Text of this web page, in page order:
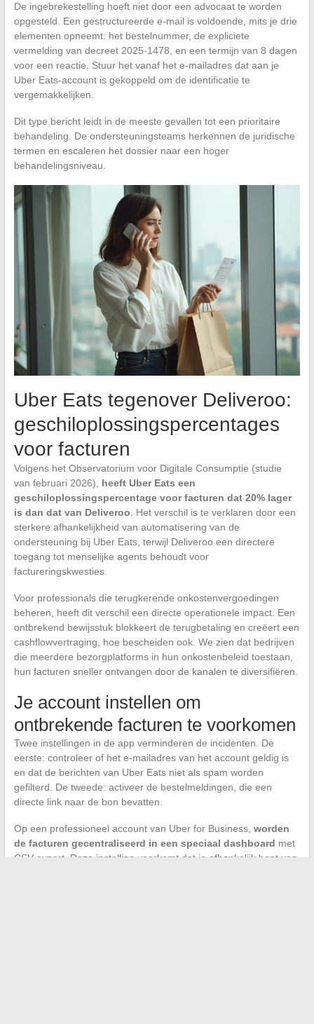
De ingebrekestelling hoeft niet door een advocaat te worden
opgesteld. Een gestructureerde e-mail is voldoende, mits je drie
elementen opneemt: het bestelnummer, de expliciete
vermelding van decreet 2025-1478, en een termijn van 8 dagen
voor een reactie. Stuur het vanaf het e-mailadres dat aan je
Uber Eats-account is gekoppeld om de identificatie te
vergemakkelijken.
Dit type bericht leidt in de meeste gevallen tot een prioritaire
behandeling. De ondersteuningsteams herkennen de juridische
termen en escaleren het dossier naar een hoger
behandelingsniveau.
Uber Eats tegenover Deliveroo:
geschiloplossingspercentages
voor facturen
Volgens het Observatorium voor Digitale Consumptie (studie
van februari 2026), heeft Uber Eats een
geschiloplossingspercentage voor facturen dat 20% lager
is dan dat van Deliveroo. Het verschil is te verklaren door een
sterkere afhankelijkheid van automatisering van de
ondersteuning bij Uber Eats, terwijl Deliveroo een directere
toegang tot menselijke agents behoudt voor
factureringskwesties.
Voor professionals die terugkerende onkostenvergoedingen
beheren, heeft dit verschil een directe operationele impact. Een
ontbrekend bewijsstuk blokkeert de terugbetaling en creëert een
cashflowvertraging, hoe bescheiden ook. We zien dat bedrijven
die meerdere bezorgplatforms in hun onkostenbeleid toestaan,
hun facturen sneller ontvangen door de kanalen te diversifiëren.
Je account instellen om
ontbrekende facturen te voorkomen
Twee instellingen in de app verminderen de incidenten. De
eerste: controleer of het e-mailadres van het account geldig is
en dat de berichten van Uber Eats niet als spam worden
gefilterd. De tweede: activeer de bestelmeldingen, die een
directe link naar de bon bevatten.
Op een professioneel account van Uber for Business, worden
de facturen gecentraliseerd in een speciaal dashboard met
CSV-export. Deze instelling voorkomt dat je afhankelijk bent van